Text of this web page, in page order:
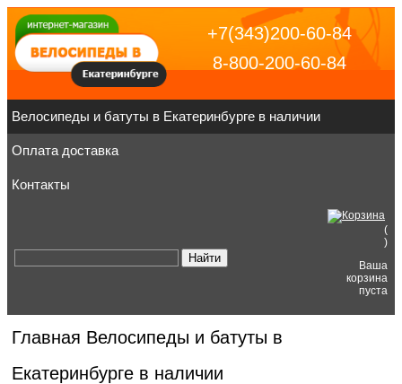
+7(343)200-60-84
8-800-200-60-84
Велосипеды и батуты в Екатеринбурге в наличии
Оплата доставка
Контакты
(
)
Ваша
корзина
пуста
Главная Велосипеды и батуты в
Екатеринбурге в наличии